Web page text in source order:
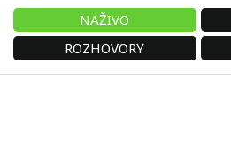
NAŽIVO
ROZHOVORY